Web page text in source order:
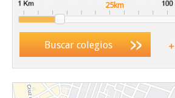
Buscar colegios